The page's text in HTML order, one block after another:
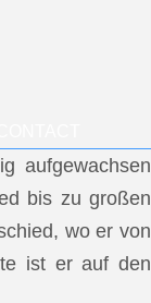
aufgewachsen
bis zu großen
wo er von
ist er auf den